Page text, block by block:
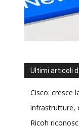
Ultimi articoli
Cisco: cresce
infrastrutture,
Ricoh